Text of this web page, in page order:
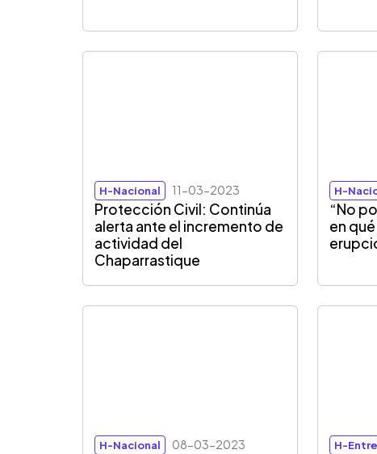
H-Nacional 11-03-2023
Protección Civil: Continúa
alerta ante el incremento de
actividad del
Chaparrastique
H-
“No
en
H-Nacional 08-03-2023 H-